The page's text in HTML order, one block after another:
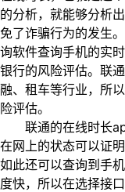
的分析，就能够分析
免了诈骗行为的发生
询软件查询手机的实
银行的风险评估。联
融、租车等行业，所
险评估。
联通的在线时长api
在网上的状态可以证
如此还可以查询到手
度快，所以在选择接